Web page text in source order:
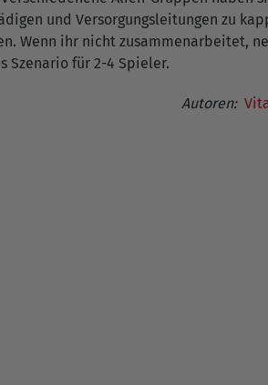
und Versorgungsleitungen zu
Wenn ihr nicht zusammenarbeitet,
Szenario für 2-4 Spieler.
Autoren: